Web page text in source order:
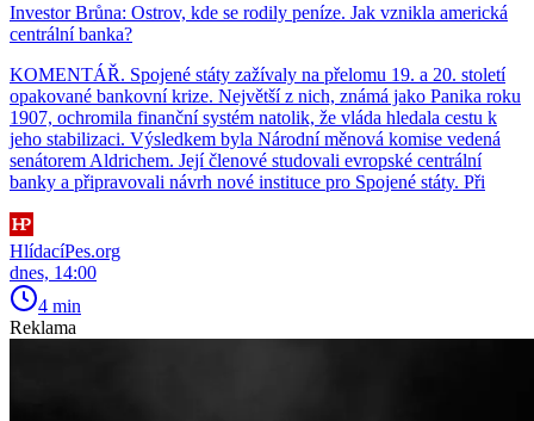
Investor Brůna: Ostrov, kde se rodily peníze. Jak vznikla americká
centrální banka?
KOMENTÁŘ. Spojené státy zažívaly na přelomu 19. a 20. století
opakované bankovní krize. Největší z nich, známá jako Panika roku
1907, ochromila finanční systém natolik, že vláda hledala cestu k
jeho stabilizaci. Výsledkem byla Národní měnová komise vedená
senátorem Aldrichem. Její členové studovali evropské centrální
banky a připravovali návrh nové instituce pro Spojené státy. Při
HlídacíPes.org
dnes, 14:00
4 min
Reklama